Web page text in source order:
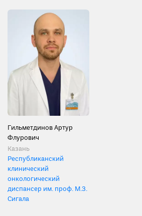
Гильметдинов Артур
Флурович
Казань
Республиканский
клинический
онкологический
диспансер им. проф. М.З.
Сигала